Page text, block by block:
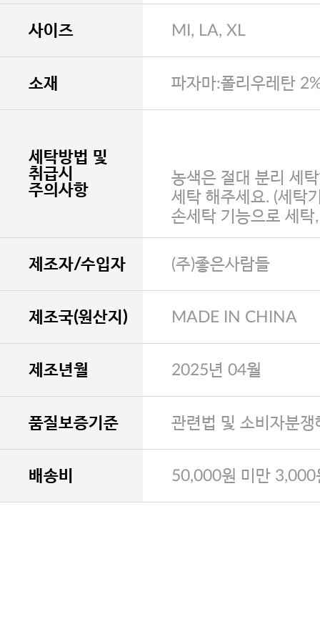
사이즈 MI, LA, XL
소재 파자마:폴리우레탄
세탁방법 및
취급시
주의사항
농색은 절대 분리 세
세탁 해주세요. (세탁
손세탁 기능으로 세탁
제조자/수입자 (주)좋은사람들
제조국(원산지) MADE IN CHINA
제조년월 2025년 04월
품질보증기준 관련법 및 소비자분
배송비 50,000원 미만 3,000